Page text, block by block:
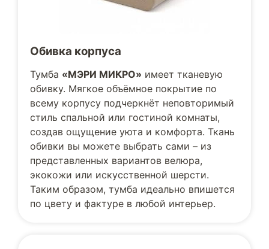
Обивка корпуса
Тумба «МЭРИ МИКРО» имеет тканевую
обивку. Мягкое объёмное покрытие по
всему корпусу подчеркнёт неповторимый
стиль спальной или гостиной комнаты,
создав ощущение уюта и комфорта. Ткань
обивки вы можете выбрать сами – из
представленных вариантов велюра,
экокожи или искусственной шерсти.
Таким образом, тумба идеально впишется
по цвету и фактуре в любой интерьер.